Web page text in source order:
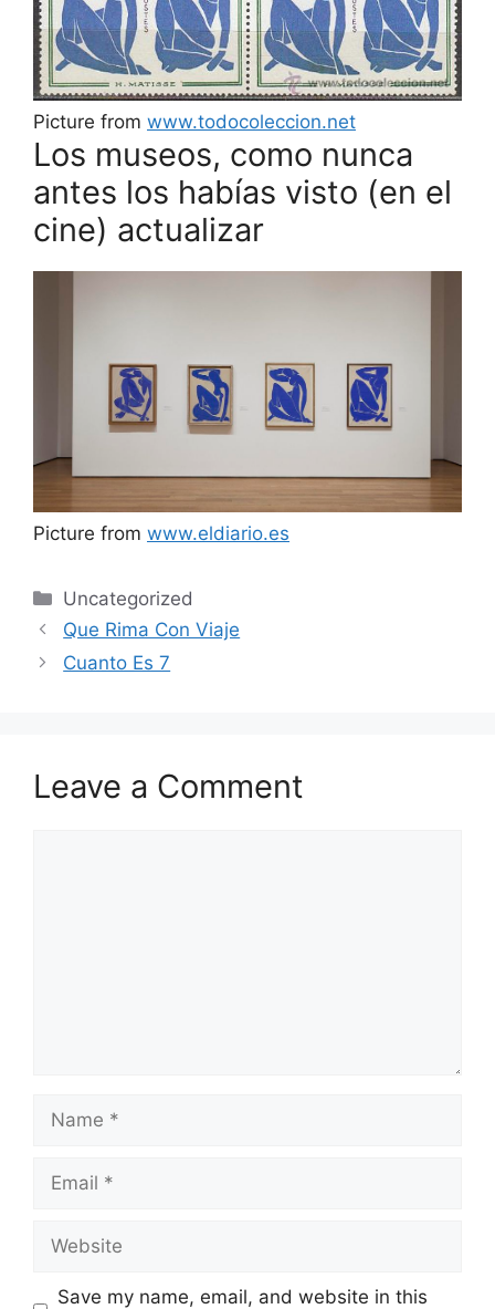
Picture from www.todocoleccion.net
Los museos, como nunca
antes los habías visto (en el
cine) actualizar
Picture from www.eldiario.es
Categories
Uncategorized
Que Rima Con Viaje
Cuanto Es 7
Leave a Comment
Save my name, email, and website in this